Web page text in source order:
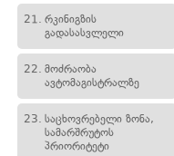
21. რკინიგზის
გადასასვლელი
22. მოძრაობა
ავტომაგისტრალზე
23. საცხოვრებელი ზონა,
სამარშრუტოს
პრიორიტეტი